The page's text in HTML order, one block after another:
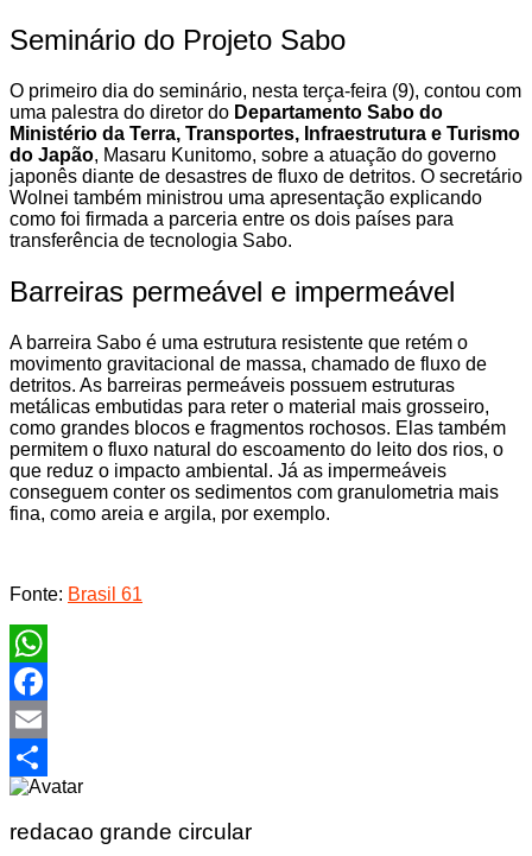
Seminário do Projeto Sabo
O primeiro dia do seminário, nesta terça-feira (9), contou com
uma palestra do diretor do Departamento Sabo do
Ministério da Terra, Transportes, Infraestrutura e Turismo
do Japão, Masaru Kunitomo, sobre a atuação do governo
japonês diante de desastres de fluxo de detritos. O secretário
Wolnei também ministrou uma apresentação explicando
como foi firmada a parceria entre os dois países para
transferência de tecnologia Sabo.
Barreiras permeável e impermeável
A barreira Sabo é uma estrutura resistente que retém o
movimento gravitacional de massa, chamado de fluxo de
detritos. As barreiras permeáveis possuem estruturas
metálicas embutidas para reter o material mais grosseiro,
como grandes blocos e fragmentos rochosos. Elas também
permitem o fluxo natural do escoamento do leito dos rios, o
que reduz o impacto ambiental. Já as impermeáveis
conseguem conter os sedimentos com granulometria mais
fina, como areia e argila, por exemplo.
Fonte: Brasil 61
WhatsApp
Facebook
Email
Share
redacao grande circular